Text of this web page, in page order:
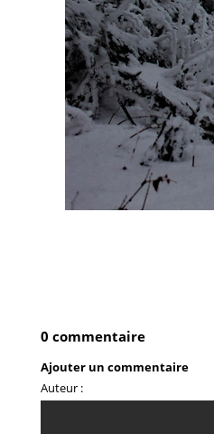
0 commentaire
Ajouter un commentaire
Auteur :